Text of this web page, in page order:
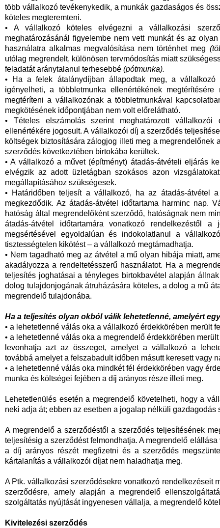
több vállalkozó tevékenykedik, a munkák gazdaságos és
köteles megteremteni.
• A vállalkozó köteles elvégezni a vállalkozási
meghatározásánál figyelembe nem vett munkát és az
használatra alkalmas megvalósítása nem történhet meg
utólag megrendelt, különösen tervmódosítás miatt
feladatát aránytalanul terhesebbé (pótmunka).
• Ha a felek átalánydíjban állapodtak meg, a
igényelheti, a többletmunka ellenértékének
megtéríteni a vállalkozónak a többletmunkával
megkötésének időpontjában nem volt előrelátható.
• Tételes elszámolás szerint meghatározott
ellenértékére jogosult. A vállalkozói díj a szerződés
költségek biztosítására zálogjog illeti meg a
szerződés következtében birtokába kerültek.
• A vállalkozó a művet (építményt) átadás-átvételi eljárás
elvégzik az adott üzletágban szokásos azon
megállapításához szükségesek.
• Határidőben teljesít a vállalkozó, ha az átadás-átvétel
megkezdődik. Az átadás-átvétel időtartama harminc nap.
hatóság által megrendelőként szerződő, hatóságnak nem
átadás-átvétel időtartamára vonatkozó rendelkezéstől a
megsértésével egyoldalúan és indokolatlanul a
tisztességtelen kikötést – a vállalkozó megtámadhatja.
• Nem tagadható meg az átvétel a mű olyan hibája miatt,
akadályozza a rendeltetésszerű használatot. Ha a
teljesítés joghatásai a tényleges birtokbavétel alapján
dolog tulajdonjogának átruházására köteles, a dolog a mű
megrendelő tulajdonába.
Ha a teljesítés olyan okból válik lehetetlenné, amelyért
• a lehetetlenné válás oka a vállalkozó érdekkörében merült
• a lehetetlenné válás oka a megrendelő érdekkörében
levonhatja azt az összeget, amelyet a vállalkozó a
továbbá amelyet a felszabadult időben másutt keresett vagy
• a lehetetlenné válás oka mindkét fél érdekkörében vagy
munka és költségei fejében a díj arányos része illeti meg.
Lehetetlenülés esetén a megrendelő követelheti, hogy a
neki adja át; ebben az esetben a jogalap nélküli
A megrendelő a szerződéstől a szerződés teljesítésének
teljesítésig a szerződést felmondhatja. A megrendelő
a díj arányos részét megfizetni és a szerződés
kártalanítás a vállalkozói díjat nem haladhatja meg.
A Ptk. vállalkozási szerződésekre vonatkozó rendelkezéseit
szerződésre, amely alapján a megrendelő
szolgáltatás nyújtását ingyenesen vállalja, a megrendelő
Kivitelezési szerződés